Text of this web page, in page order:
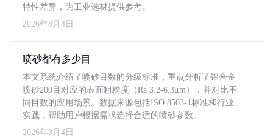
特性差异，为工业选材提供参考。
2026年8月4日
喷砂都有多少目
本文系统介绍了喷砂目数的分级标准，重点分析了铝合金
喷砂200目对应的表面粗糙度（Ra 3.2-6.3μm），并对比不
同目数的应用场景。数据来源包括ISO 8503-1标准和行业
实践，帮助用户根据需求选择合适的喷砂参数。
2026年8月4日